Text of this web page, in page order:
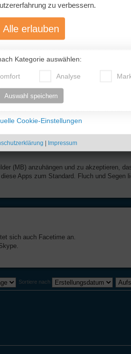
vielseitiger, hübscher. Völlig
(MB) anzuhängen und zu akzeptieren,
Apps zum Standard. Fluch und Segen
sich auch Facetime an.
Sortiere nach
zu verbessern.
Alle erlauben
Kategorie auswählen:
Analyse
Auswahl speichern
Cookie-Einstellungen
| Impressum